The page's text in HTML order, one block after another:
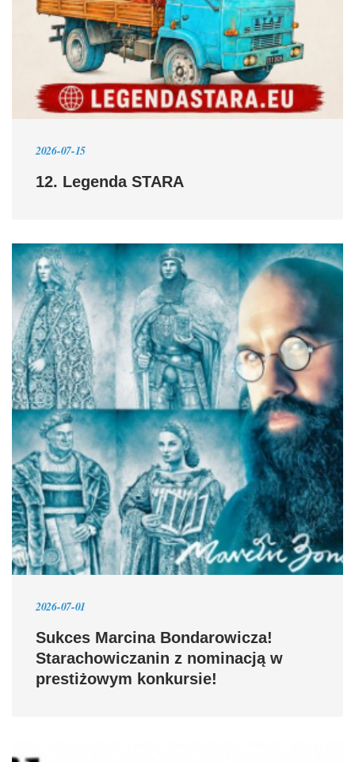
2026-07-15
12. Legenda STARA
2026-07-01
Sukces Marcina Bondarowicza!
Starachowiczanin z nominacją w
prestiżowym konkursie!